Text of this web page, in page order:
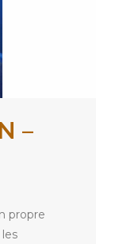
–
propre